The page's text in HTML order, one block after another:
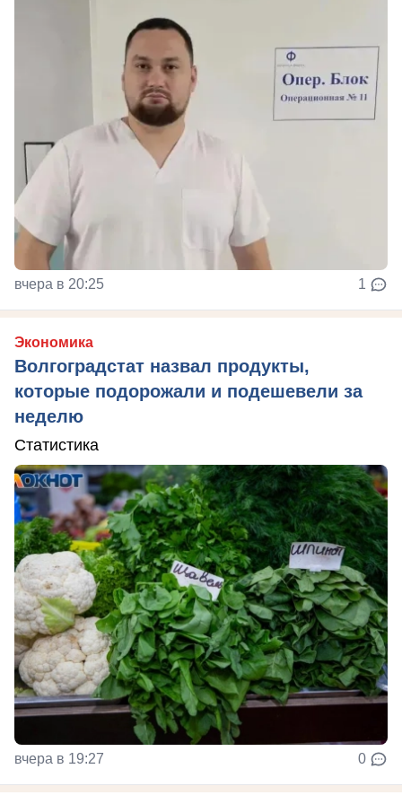
вчера в 20:25 1
Экономика
Волгоградстат назвал продукты,
которые подорожали и подешевели за
неделю
Статистика
вчера в 19:27 0